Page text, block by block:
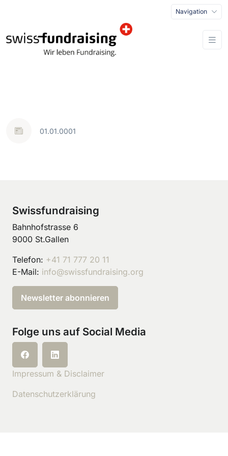
Navigation
01.01.0001
Swissfundraising
Bahnhofstrasse 6
9000 St.Gallen
Telefon: +41 71 777 20 11
E-Mail: info@swissfundraising.org
Newsletter abonnieren
Folge uns auf Social Media
Impressum & Disclaimer
Datenschutzerklärung